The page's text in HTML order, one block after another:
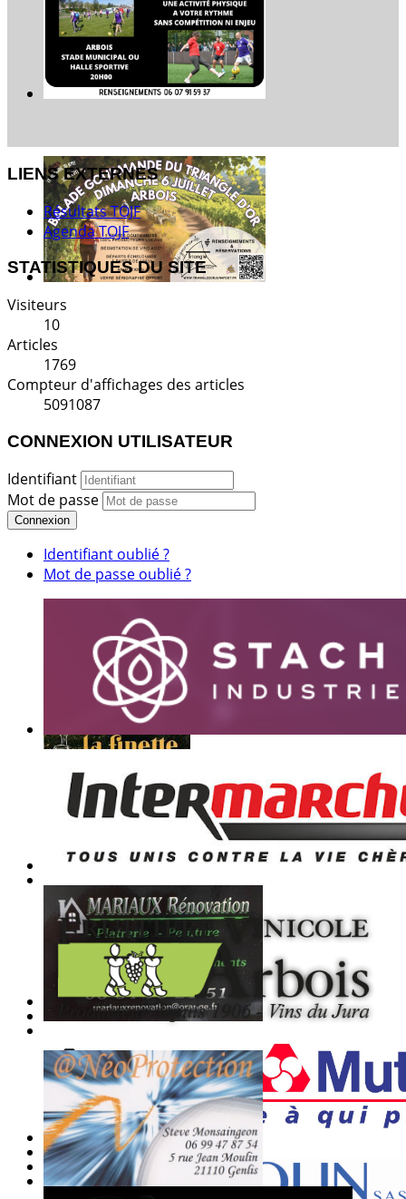
LIENS EXTERNES
Résultats TOJF
Agenda TOJF
STATISTIQUES DU SITE
Visiteurs
10
Articles
1769
Compteur d'affichages des articles
5091087
CONNEXION UTILISATEUR
Identifiant
Mot de passe
Connexion
Identifiant oublié ?
Mot de passe oublié ?